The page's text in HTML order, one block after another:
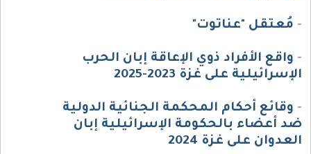
- مُعتقل "عناتوت"
- واقع الأفراد ذوي الإعاقة إبان الحرب
الإسرائيلية على غزة 2023-2025
- وقائع أحكام المحكمة الجنائية الدولية
ضد أعضاء بالحكومة الإسرائيلية إبان
العدوان على غزة 2024